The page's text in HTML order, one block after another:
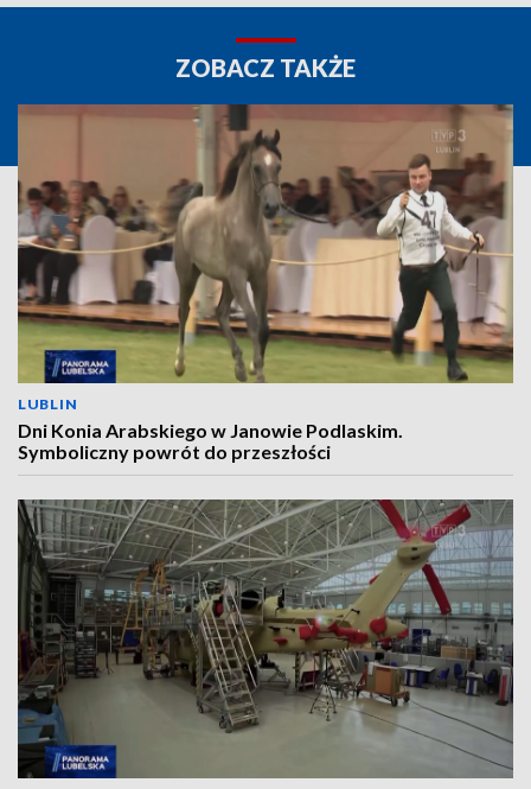
ZOBACZ TAKŻE
LUBLIN
Dni Konia Arabskiego w Janowie Podlaskim.
Symboliczny powrót do przeszłości